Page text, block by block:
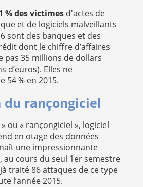
% des victimes d'actes de
et de logiciels malveillants
sont des banques et des
dont le chiffre d’affaires
pas 35 millions de dollars
d’euros). Elles ne
54 % en 2015.
du rançongiciel
» ou « rançongiciel », logiciel
en otage des données
une impressionnante
au cours du seul 1er semestre
traité 86 attaques de ce type
l’année 2015.